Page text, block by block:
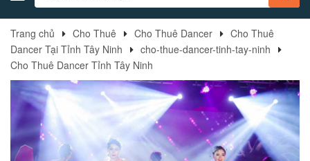
Trang chủ Cho Thuê Cho Thuê Dancer
Cho Thuê
Dancer Tại Tỉnh Tây Ninh
cho-thue-dancer-tinh-tay-ninh
Cho Thuê Dancer Tỉnh Tây Ninh